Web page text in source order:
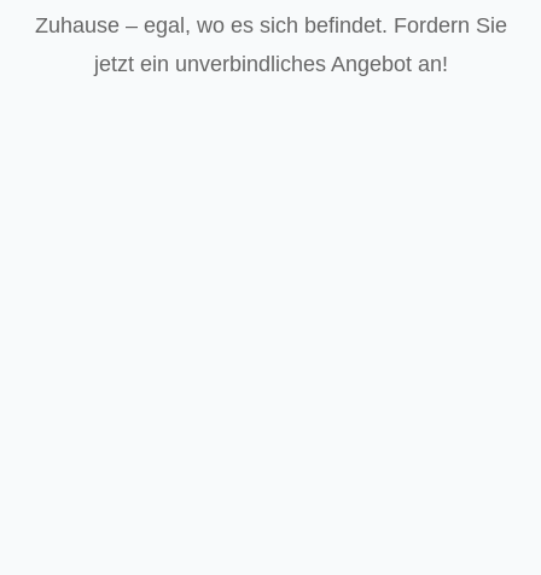
Zuhause – egal, wo es sich befindet. Fordern Sie
jetzt ein unverbindliches Angebot an!